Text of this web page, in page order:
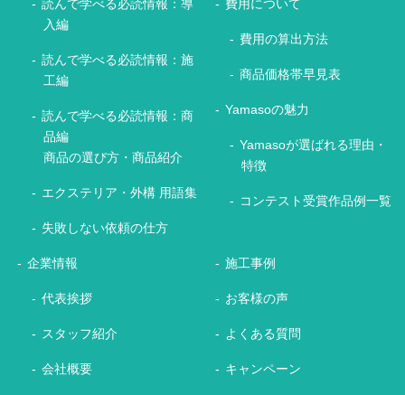
読んで学べる必読情報：導
入編
読んで学べる必読情報：施
工編
読んで学べる必読情報：商
品編
商品の選び方・商品紹介
エクステリア・外構 用語集
失敗しない依頼の仕方
費用について
費用の算出方法
商品価格帯早見表
Yamasoの魅力
Yamasoが選ばれる理由・
特徴
コンテスト受賞作品例一覧
企業情報
代表挨拶
スタッフ紹介
会社概要
施工事例
お客様の声
よくある質問
キャンペーン